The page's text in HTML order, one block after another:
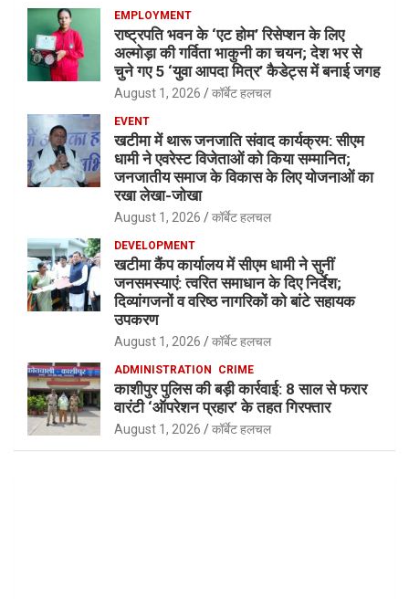
EMPLOYMENT
राष्ट्रपति भवन के ‘एट होम’ रिसेप्शन के लिए
अल्मोड़ा की गर्विता भाकुनी का चयन; देश भर से
चुने गए 5 ‘युवा आपदा मित्र’ कैडेट्स में बनाई जगह
August 1, 2026 कॉर्बेट हलचल
EVENT
खटीमा में थारू जनजाति संवाद कार्यक्रम: सीएम
धामी ने एवरेस्ट विजेताओं को किया सम्मानित;
जनजातीय समाज के विकास के लिए योजनाओं का
रखा लेखा-जोखा
August 1, 2026 कॉर्बेट हलचल
DEVELOPMENT
खटीमा कैंप कार्यालय में सीएम धामी ने सुनीं
जनसमस्याएं: त्वरित समाधान के दिए निर्देश;
दिव्यांगजनों व वरिष्ठ नागरिकों को बांटे सहायक
उपकरण
August 1, 2026 कॉर्बेट हलचल
ADMINISTRATION CRIME
काशीपुर पुलिस की बड़ी कार्रवाई: 8 साल से फरार
वारंटी ‘ऑपरेशन प्रहार’ के तहत गिरफ्तार
August 1, 2026 कॉर्बेट हलचल